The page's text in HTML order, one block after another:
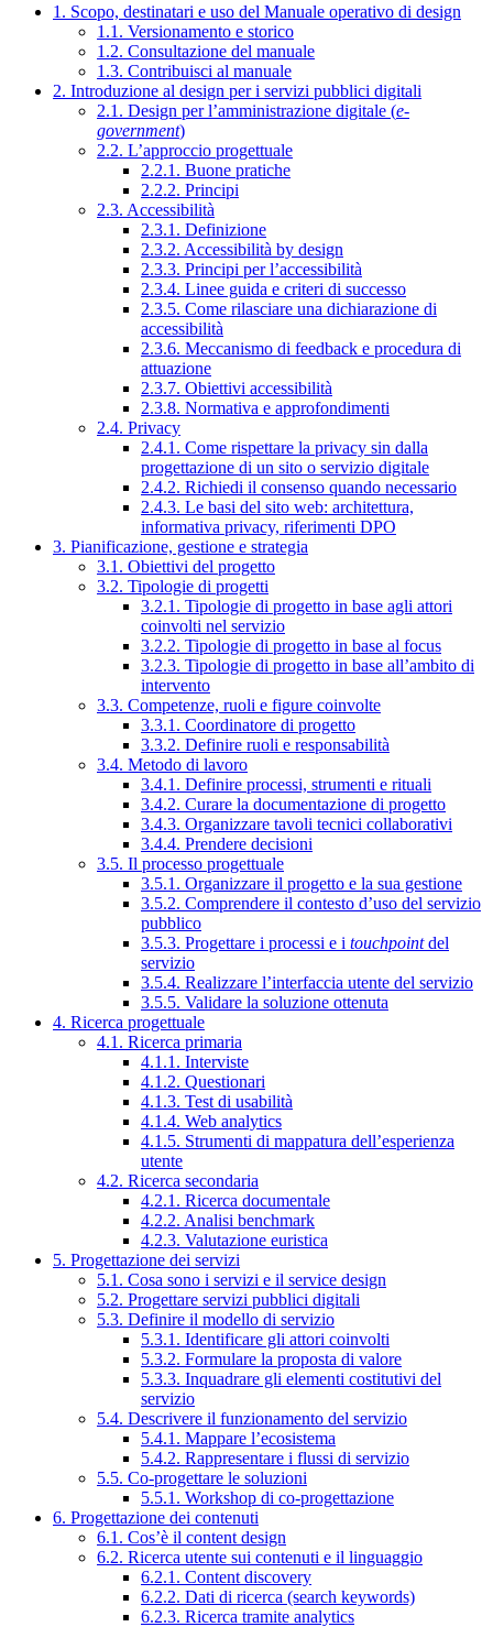
1. Scopo, destinatari e uso del Manuale operativo di design
1.1. Versionamento e storico
1.2. Consultazione del manuale
1.3. Contribuisci al manuale
2. Introduzione al design per i servizi pubblici digitali
2.1. Design per l’amministrazione digitale (e-
government)
2.2. L’approccio progettuale
2.2.1. Buone pratiche
2.2.2. Principi
2.3. Accessibilità
2.3.1. Definizione
2.3.2. Accessibilità by design
2.3.3. Principi per l’accessibilità
2.3.4. Linee guida e criteri di successo
2.3.5. Come rilasciare una dichiarazione di
accessibilità
2.3.6. Meccanismo di feedback e procedura di
attuazione
2.3.7. Obiettivi accessibilità
2.3.8. Normativa e approfondimenti
2.4. Privacy
2.4.1. Come rispettare la privacy sin dalla
progettazione di un sito o servizio digitale
2.4.2. Richiedi il consenso quando necessario
2.4.3. Le basi del sito web: architettura,
informativa privacy, riferimenti DPO
3. Pianificazione, gestione e strategia
3.1. Obiettivi del progetto
3.2. Tipologie di progetti
3.2.1. Tipologie di progetto in base agli attori
coinvolti nel servizio
3.2.2. Tipologie di progetto in base al focus
3.2.3. Tipologie di progetto in base all’ambito di
intervento
3.3. Competenze, ruoli e figure coinvolte
3.3.1. Coordinatore di progetto
3.3.2. Definire ruoli e responsabilità
3.4. Metodo di lavoro
3.4.1. Definire processi, strumenti e rituali
3.4.2. Curare la documentazione di progetto
3.4.3. Organizzare tavoli tecnici collaborativi
3.4.4. Prendere decisioni
3.5. Il processo progettuale
3.5.1. Organizzare il progetto e la sua gestione
3.5.2. Comprendere il contesto d’uso del servizio
pubblico
3.5.3. Progettare i processi e i touchpointdel
servizio
3.5.4. Realizzare l’interfaccia utente del servizio
3.5.5. Validare la soluzione ottenuta
4. Ricerca progettuale
4.1. Ricerca primaria
4.1.1. Interviste
4.1.2. Questionari
4.1.3. Test di usabilità
4.1.4. Web analytics
4.1.5. Strumenti di mappatura dell’esperienza
utente
4.2. Ricerca secondaria
4.2.1. Ricerca documentale
4.2.2. Analisi benchmark
4.2.3. Valutazione euristica
5. Progettazione dei servizi
5.1. Cosa sono i servizi e il service design
5.2. Progettare servizi pubblici digitali
5.3. Definire il modello di servizio
5.3.1. Identificare gli attori coinvolti
5.3.2. Formulare la proposta di valore
5.3.3. Inquadrare gli elementi costitutivi del
servizio
5.4. Descrivere il funzionamento del servizio
5.4.1. Mappare l’ecosistema
5.4.2. Rappresentare i flussi di servizio
5.5. Co-progettare le soluzioni
5.5.1. Workshop di co-progettazione
6. Progettazione dei contenuti
6.1. Cos’è il content design
6.2. Ricerca utente sui contenuti e il linguaggio
6.2.1. Content discovery
6.2.2. Dati di ricerca (search keywords)
6.2.3. Ricerca tramite analytics